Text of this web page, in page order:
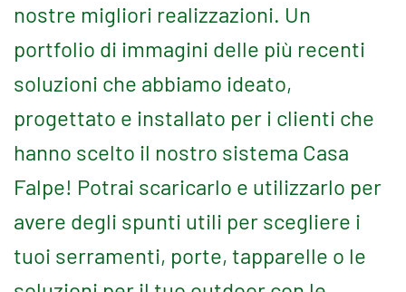
nostre migliori realizzazioni. Un
portfolio di immagini delle più recenti
soluzioni che abbiamo ideato,
progettato e installato per i clienti che
hanno scelto il nostro sistema Casa
Falpe! Potrai scaricarlo e utilizzarlo per
avere degli spunti utili per scegliere i
tuoi serramenti, porte, tapparelle o le